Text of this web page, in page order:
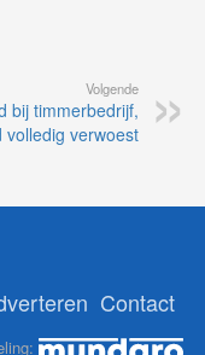
Volgende
bij timmerbedrijf,
volledig verwoest
Contact